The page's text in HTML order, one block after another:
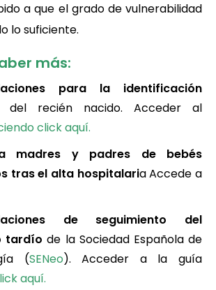
a que el grado de vulnerabilidad
lo suficiente.
más:
para la identificación
del recién nacido. Acceder al
click aquí.
madres y padres de bebés
tras el alta hospitalaria Accede a
de seguimiento del
tardío de la Sociedad Española de
(SENeo). Acceder a la guía
aquí.